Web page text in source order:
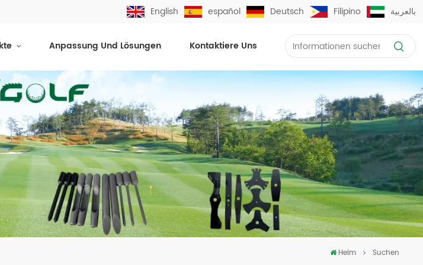
English español Deutsch Filipino بالعربية
Anpassung Und Lösungen Kontaktiere Uns
Heim Suchen